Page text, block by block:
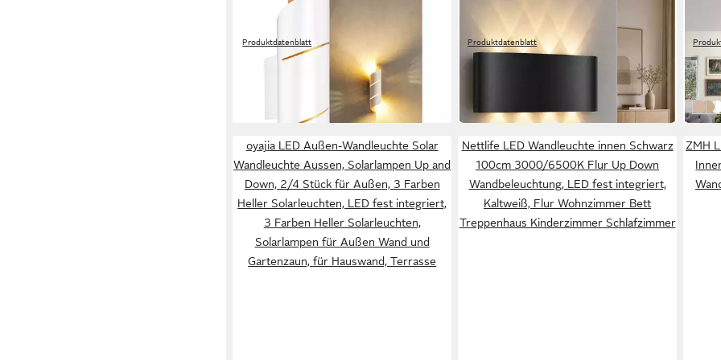
3W warmweiß Wandstrahler
Produktdatenblatt
34,95 € UVP
in 2-3 Werktagen bei dir
Warmweiß Innen Wandlampe
Produktdatenblatt
19,98 € 33,99 €
-60%
in 3-4
oyajia LED Außen-Wandleuchte Solar
Wandleuchte Aussen, Solarlampen Up and
Down, 2/4 Stück für Außen, 3 Farben
Heller Solarleuchten, LED fest integriert,
3 Farben Heller Solarleuchten,
Solarlampen für Außen Wand und
Gartenzaun, für Hauswand, Terrasse
Nettlife LED Wandleuchte innen Schwarz
100cm 3000/6500K Flur Up Down
Wandbeleuchtung, LED fest integriert,
Kaltweiß, Flur Wohnzimmer Bett
Treppenhaus Kinderzimmer Schlafzimmer
ZMH